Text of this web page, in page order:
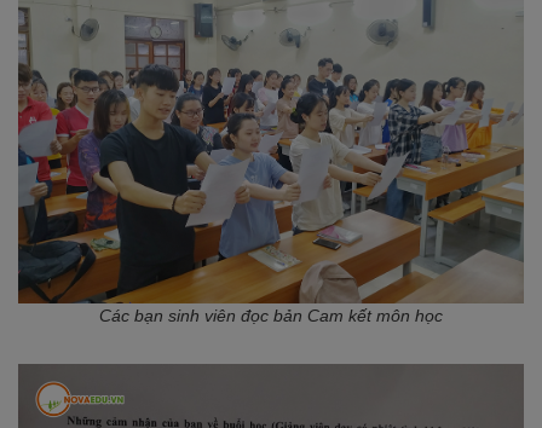
Các bạn sinh viên đọc bản Cam kết môn học